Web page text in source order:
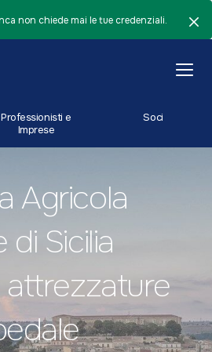
non chiede mai le tue credenziali.
Professionisti e
Imprese
Soci
Agricola
di Sicilia